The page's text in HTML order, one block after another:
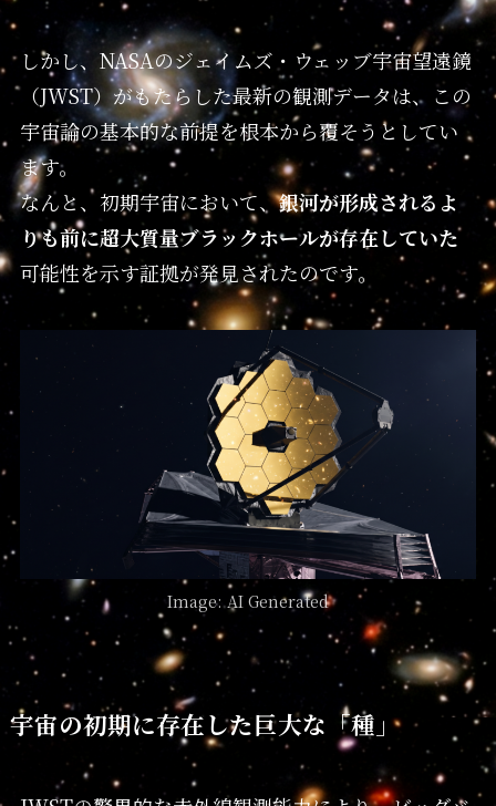
しかし、NASAのジェイムズ・ウェッブ宇宙望遠鏡
（JWST）がもたらした最新の観測データは、この
宇宙論の基本的な前提を根本から覆そうとしてい
ます。
なんと、初期宇宙において、銀河が形成されるよ
りも前に超大質量ブラックホールが存在していた
可能性を示す証拠が発見されたのです。
Image: AI Generated
宇宙の初期に存在した巨大な「種」